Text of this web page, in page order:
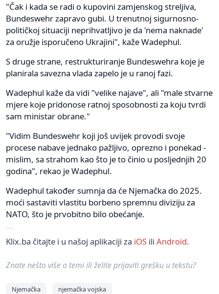
"Čak i kada se radi o kupovini zamjenskog streljiva,
Bundeswehr zapravo gubi. U trenutnoj sigurnosno-
političkoj situaciji neprihvatljivo je da 'nema naknade'
za oružje isporučeno Ukrajini", kaže Wadephul.
S druge strane, restrukturiranje Bundeswehra koje je
planirala savezna vlada zapelo je u ranoj fazi.
Wadephul kaže da vidi "velike najave", ali "male stvarne
mjere koje pridonose ratnoj sposobnosti za koju tvrdi
sam ministar obrane."
"Vidim Bundeswehr koji još uvijek provodi svoje
procese nabave jednako pažljivo, oprezno i ponekad -
mislim, sa strahom kao što je to činio u posljednjih 20
godina", rekao je Wadephul.
Wadephul također sumnja da će Njemačka do 2025.
moći sastaviti vlastitu borbeno spremnu diviziju za
NATO, što je prvobitno bilo obećanje.
Klix.ba čitajte i u našoj aplikaciji za iOS ili Android.
Znate nešto više o temi ili želite prijaviti grešku u tekstu?
Njemačka njemačka vojska